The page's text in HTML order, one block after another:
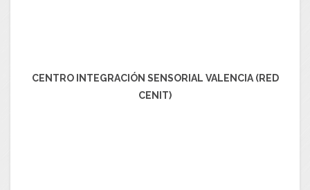
CENTRO INTEGRACIÓN SENSORIAL VALENCIA (RED
CENIT)